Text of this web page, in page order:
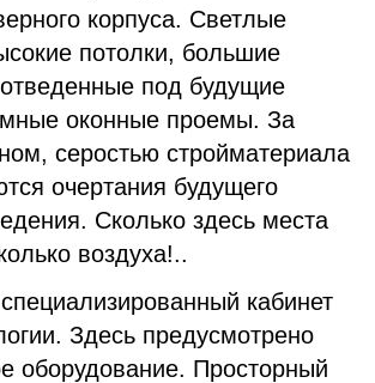
корпуса. Светлые
потолки, большие
под будущие
оконные проемы. За
серостью стройматериала
очертания будущего
Сколько здесь места
воздуха!..
кабинет
Здесь предусмотрено
оборудование. Просторный